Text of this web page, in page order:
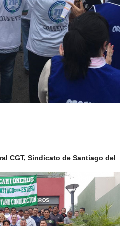
CGT, Sindicato de Santiago del